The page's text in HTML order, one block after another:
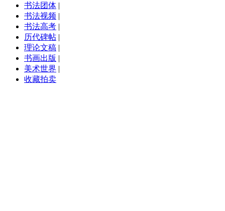
书法团体 |
书法视频 |
书法高考 |
历代碑帖 |
理论文稿 |
书画出版 |
美术世界 |
收藏拍卖